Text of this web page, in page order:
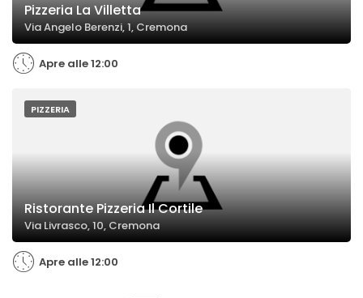
Pizzeria La Villetta
Via Angelo Berenzi, 1, Cremona
Apre alle 12:00
PIZZERIA
Ristorante Pizzeria Il Cortile
Via Livrasco, 10, Cremona
Apre alle 12:00